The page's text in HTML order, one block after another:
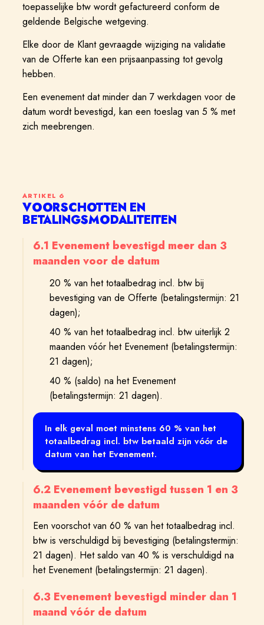
toepasselijke btw wordt gefactureerd conform de
geldende Belgische wetgeving.
Elke door de Klant gevraagde wijziging na validatie
van de Offerte kan een prijsaanpassing tot gevolg
hebben.
Een evenement dat minder dan 7 werkdagen voor de
datum wordt bevestigd, kan een toeslag van 5 % met
zich meebrengen.
ARTIKEL 6
VOORSCHOTTEN EN
BETALINGSMODALITEITEN
6.1 Evenement bevestigd meer dan 3
maanden voor de datum
20 % van het totaalbedrag incl. btw bij
bevestiging van de Offerte (betalingstermijn: 21
dagen);
40 % van het totaalbedrag incl. btw uiterlijk 2
maanden vóór het Evenement (betalingstermijn:
21 dagen);
40 % (saldo) na het Evenement
(betalingstermijn: 21 dagen).
In elk geval moet minstens 60 % van het
totaalbedrag incl. btw betaald zijn vóór de
datum van het Evenement.
6.2 Evenement bevestigd tussen 1 en 3
maanden vóór de datum
Een voorschot van 60 % van het totaalbedrag incl.
btw is verschuldigd bij bevestiging (betalingstermijn:
21 dagen). Het saldo van 40 % is verschuldigd na
het Evenement (betalingstermijn: 21 dagen).
6.3 Evenement bevestigd minder dan 1
maand vóór de datum